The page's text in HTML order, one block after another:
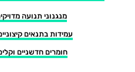
מנגנוני תנועה
עמידות בתנאים
חומרים חדשניים